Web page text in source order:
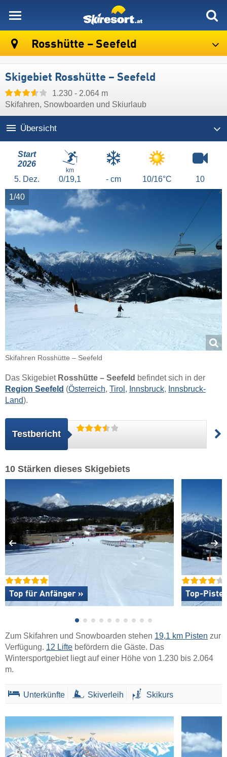
Rosshütte – Seefeld
Skigebiet Rosshütte – Seefeld
1.230 - 2.064 m
Skifahren, Snowboarden und Skiurlaub
Übersicht
Start
2026
5. Dez.
km
0/19,1 - cm 10/16°C 10
1/40
Skifahren Rosshütte – Seefeld
Das Skigebiet Rosshütte – Seefeld befindet sich in der
Region Seefeld (Österreich, Tirol , Innsbruck, Innsbruck-
Land).
Testbericht
10 Stärken dieses Skigebiets
Top für Anfänger » Top-
Zum Skifahren und Snowboarden stehen 19,1 km Pisten zur
Verfügung. 12 Lifte befördern die Gäste. Das
Wintersportgebiet liegt auf einer Höhe von 1.230 bis 2.064
m.
Unterkünfte Skiverleih Skikurs